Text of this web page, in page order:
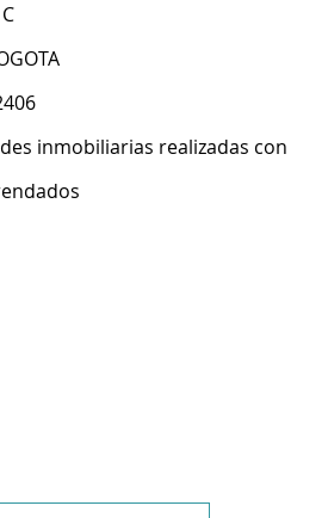
inmobiliarias realizadas con